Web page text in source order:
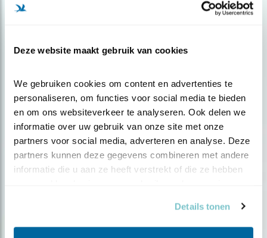
Deze website maakt gebruik van cookies
We gebruiken cookies om content en advertenties te
personaliseren, om functies voor social media te bieden
en om ons websiteverkeer te analyseren. Ook delen we
informatie over uw gebruik van onze site met onze
partners voor social media, adverteren en analyse. Deze
partners kunnen deze gegevens combineren met andere
informatie die u aan ze heeft verstrekt of die ze hebben
Details tonen
over vogels en activiteiten van Vogelbescherming.